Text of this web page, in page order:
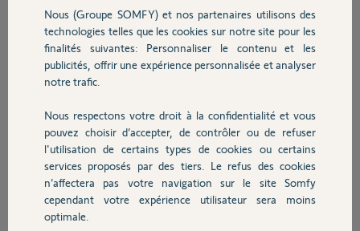
Sécurité
Domotique
Chauffage
Autres produits
équipements?
j ai aussi fait une demande de
suppression de compte
Merci,
il y a plus de 4 ans
Participer au fil de discussion
Nous (Groupe SOMFY) et nos partenaires utilisons des
technologies telles que les cookies sur notre site pour les
finalités suivantes: Personnaliser le contenu et les
publicités, offrir une expérience personnalisée et analyser
notre trafic.
Nous respectons votre droit à la confidentialité et vous
pouvez choisir d’accepter, de contrôler ou de refuser
l'utilisation de certains types de cookies ou certains
services proposés par des tiers. Le refus des cookies
n’affectera pas votre navigation sur le site Somfy
cependant votre expérience utilisateur sera moins
optimale.